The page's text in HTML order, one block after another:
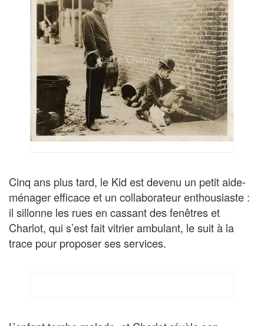
Cinq ans plus tard, le Kid est devenu un petit aide-
ménager efficace et un collaborateur enthousiaste :
il sillonne les rues en cassant des fenêtres et
Charlot, qui s’est fait vitrier ambulant, le suit à la
trace pour proposer ses services.